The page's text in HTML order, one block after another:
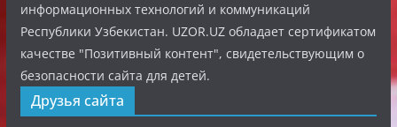
информационных технологий и коммуникаций
Республики Узбекистан. UZOR.UZ обладает сертификатом
качестве "Позитивный контент", свидетельствующим о
безопасности сайта для детей.
Друзья сайта